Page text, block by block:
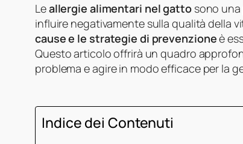
Leallergie alimentari nel gattosono una
influire negativamente sulla qualità della
cause e le strategie di prevenzioneè
Questo articolo offrirà un quadro
problema e agire in modo efficace per la
Indice dei Contenuti